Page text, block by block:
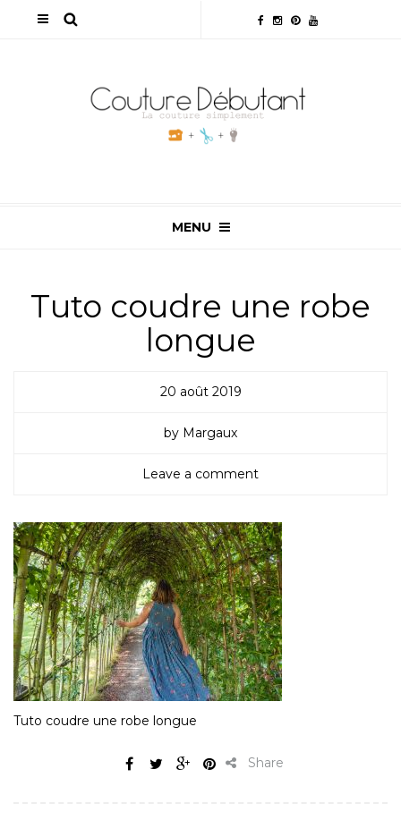
MENU
Tuto coudre une robe
longue
20 août 2019
by Margaux
Leave a comment
Tuto coudre une robe longue
Share